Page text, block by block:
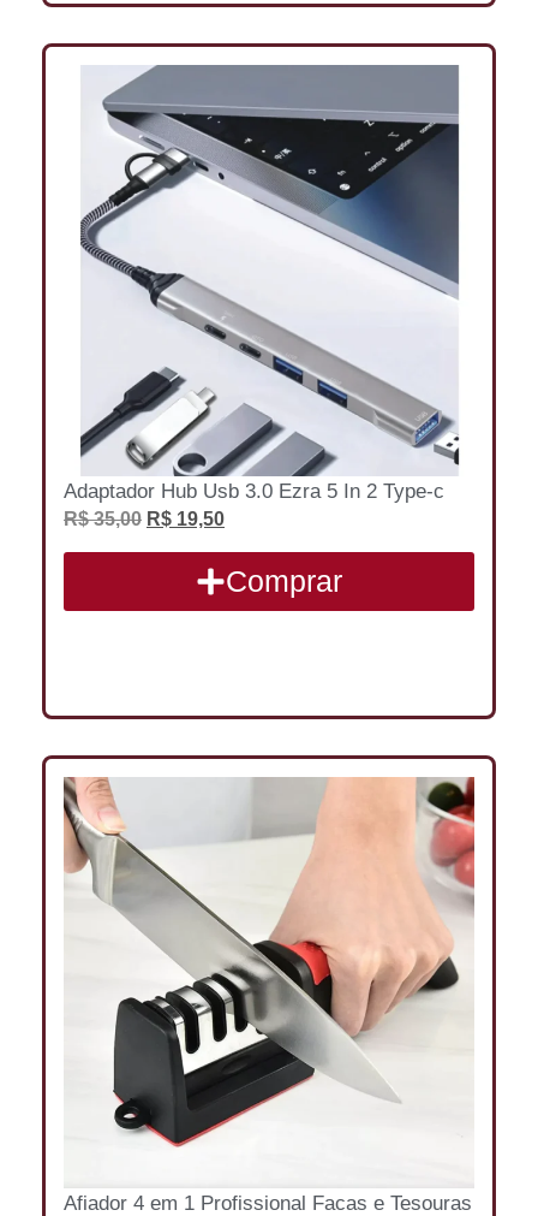
Adaptador Hub Usb 3.0 Ezra 5 In 2 Type-c
R$35,00 R$ 19,50
Comprar
Afiador 4 em 1 Profissional Facas e Tesouras